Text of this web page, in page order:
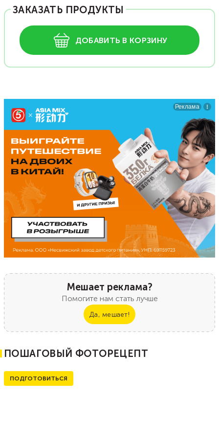
ЗАКАЗАТЬ ПРОДУКТЫ
ДОБАВИТЬ В КОРЗИНУ
Мешает реклама?
Помогите нам стать лучше
Да, мешает!
ПОШАГОВЫЙ ФОТОРЕЦЕПТ
ПОДГОТОВИТЬСЯ